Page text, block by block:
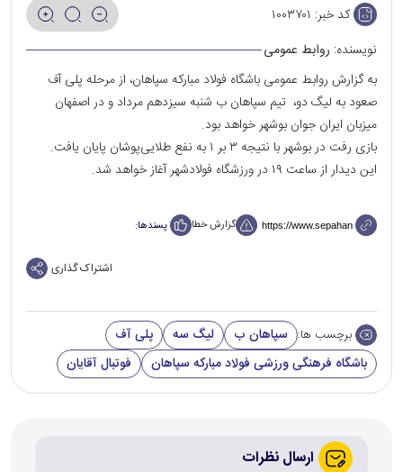
کد خبر: ۱۰۰۳۷۰۱
نویسنده: روابط عمومی
به گزارش روابط عمومی باشگاه فولاد مبارکه سپاهان، از مرحله پلی آف
صعود به لیگ دو، تیم سپاهان ب شنبه سیزدهم مرداد و در اصفهان
میزبان ایران جوان بوشهر خواهد بود.
بازی رفت در بوشهر با نتیجه ۳ بر ۱ به نفع طلایی‌پوشان پایان یافت.
این دیدار از ساعت ۱۹ در ورزشگاه فولادشهر آغاز خواهد شد.
گزارش خطا پسندها:
اشتراک گذاری
برچسب ها: سپاهان ب لیگ سه
پلی آف
باشگاه فرهنگی ورزشی فولاد مبارکه سپاهان
فوتبال آقایان
ارسال نظرات